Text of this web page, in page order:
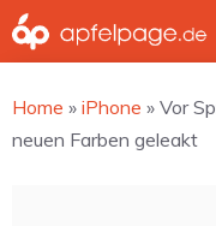
Zum
Inhalt
Home » iPhone » Vor
neuen Farben geleakt